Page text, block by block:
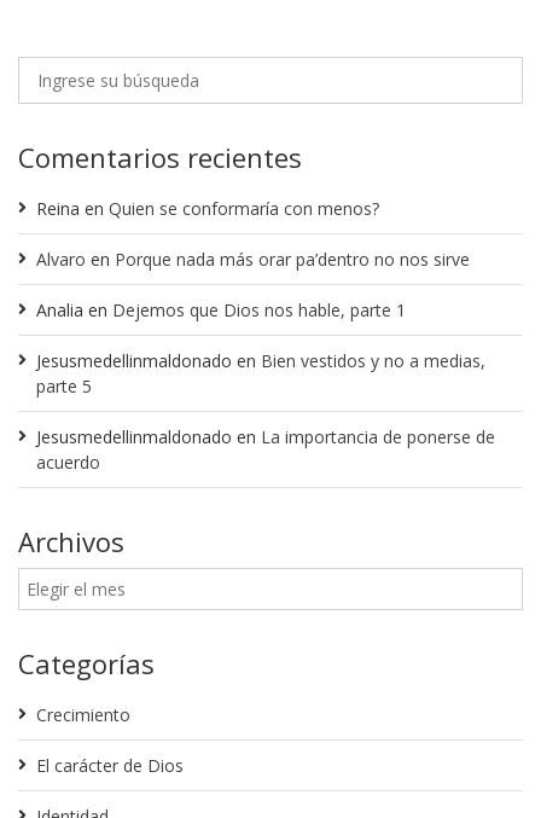
Comentarios recientes
Reina en Quien se conformaría con menos?
Alvaro en Porque nada más orar pa’dentro no nos sirve
Analia en Dejemos que Dios nos hable, parte 1
Jesusmedellinmaldonado en Bien vestidos y no a medias,
parte 5
Jesusmedellinmaldonado en La importancia de ponerse de
acuerdo
Archivos
Categorías
Crecimiento
El carácter de Dios